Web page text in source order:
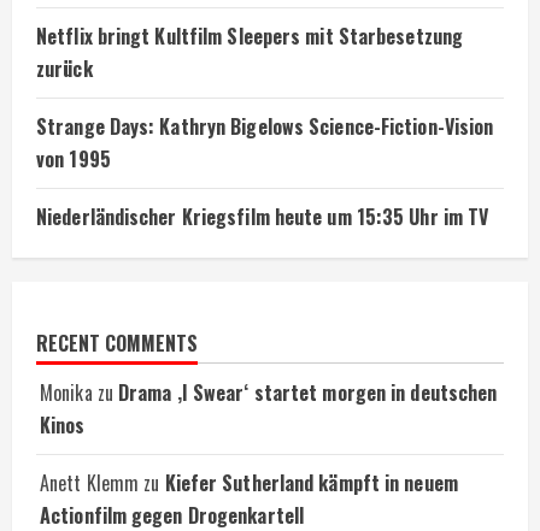
Netflix bringt Kultfilm Sleepers mit Starbesetzung
zurück
Strange Days: Kathryn Bigelows Science-Fiction-Vision
von 1995
Niederländischer Kriegsfilm heute um 15:35 Uhr im TV
RECENT COMMENTS
Monika zu Drama ‚I Swear‘ startet morgen in deutschen
Kinos
Anett Klemm zu Kiefer Sutherland kämpft in neuem
Actionfilm gegen Drogenkartell